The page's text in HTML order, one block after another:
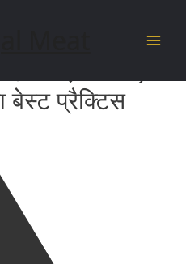
के लिए
बेस्ट प्रैक्टिस